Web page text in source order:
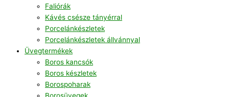
Faliórák
Kávés csésze tányérral
Porcelánkészletek
Porcelánkészletek állvánnyal
Üvegtermékek
Boros kancsók
Boros készletek
Borospoharak